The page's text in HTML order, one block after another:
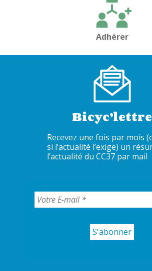
Adhérer
Bicyc’lettre
Recevez une fois par mois
si l’actualité l’exige) un
l’actualité du CC37 par mail